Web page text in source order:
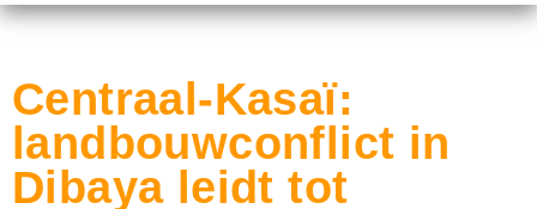
Centraal-Kasaï:
landbouwconflict in
Dibaya leidt tot